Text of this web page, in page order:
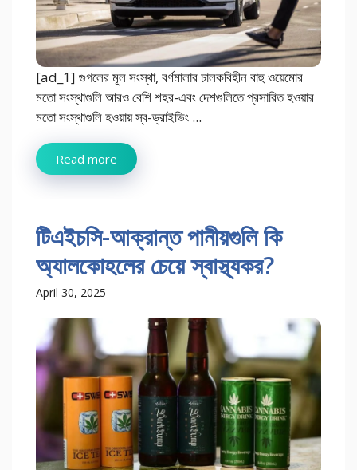
[ad_1] গুগলের মূল সংস্থা, বর্ণমালার চালকবিহীন বাহু ওয়েমোর
মতো সংস্থাগুলি আরও বেশি শহর-এবং দেশগুলিতে প্রসারিত হওয়ার
মতো সংস্থাগুলি হওয়ায় স্ব-ড্রাইভিং ...
Read more
টিএইচসি-আক্রান্ত পানীয়গুলি কি
অ্যালকোহলের চেয়ে স্বাস্থ্যকর?
April 30, 2025